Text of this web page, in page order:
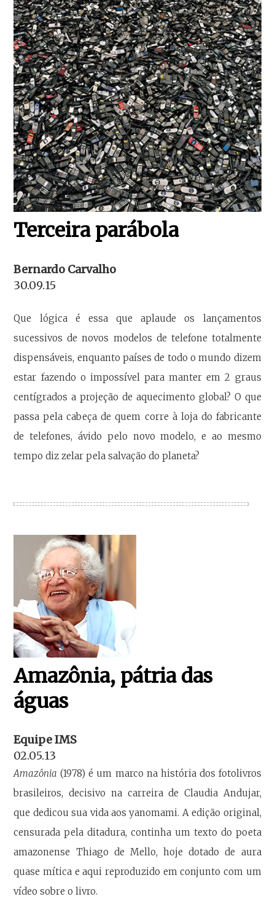
Terceira parábola
Bernardo Carvalho
30.09.15
Que lógica é essa que aplaude os lançamentos
sucessivos de novos modelos de telefone totalmente
dispensáveis, enquanto países de todo o mundo dizem
estar fazendo o impossível para manter em 2 graus
centígrados a projeção de aquecimento global? O que
passa pela cabeça de quem corre à loja do fabricante
de telefones, ávido pelo novo modelo, e ao mesmo
tempo diz zelar pela salvação do planeta?
Amazônia, pátria das
águas
Equipe IMS
02.05.13
Amazônia (1978) é um marco na história dos fotolivros
brasileiros, decisivo na carreira de Claudia Andujar,
que dedicou sua vida aos yanomami. A edição original,
censurada pela ditadura, continha um texto do poeta
amazonense Thiago de Mello, hoje dotado de aura
quase mítica e aqui reproduzido em conjunto com um
vídeo sobre o livro.